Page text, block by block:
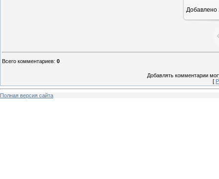
Добавлено
Всего комментариев: 0
Добавлять комментарии
[
Полная версия сайта